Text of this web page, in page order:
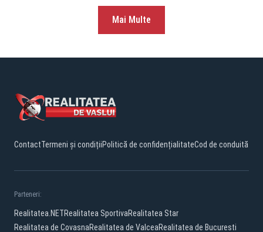
Mai Multe
ContactTermeni și condițiiPolitică de confidențialitateCod de conduită
Parteneri:
Realitatea.NETRealitatea SportivaRealitatea Star
Realitatea de CovasnaRealitatea de ValceaRealitatea de Bucuresti